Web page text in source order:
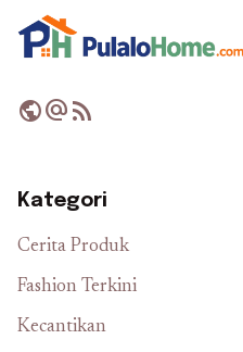
publicalternate_emailrss_feed
Kategori
Cerita Produk
Fashion Terkini
Kecantikan